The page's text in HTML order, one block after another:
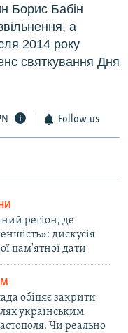
Борис Бабін
а
2014 року
святкування Дня
Follow us
регіон, де
дискусія
пам'ятної дати
обіцяє закрити
українським
Чи реально